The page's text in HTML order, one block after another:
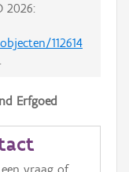
2026:
112614
Erfgoed